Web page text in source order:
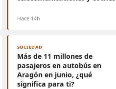
Hace 14h
SOCIEDAD
Más de 11 millones de
pasajeros en autobús en
Aragón en junio, ¿qué
significa para ti?